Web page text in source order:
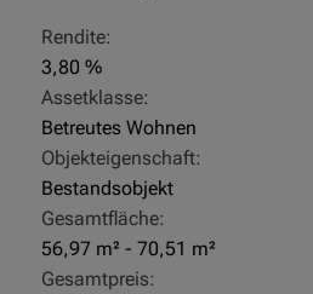
Rendite:
3,80 %
Assetklasse:
Betreutes Wohnen
Objekteigenschaft:
Bestandsobjekt
Gesamtfläche:
56,97 m² - 70,51 m²
Gesamtpreis: